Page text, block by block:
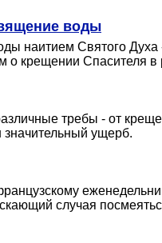
воды
наитием Святого
о крещении Спасителя в
требы - от
ущерб.
случая